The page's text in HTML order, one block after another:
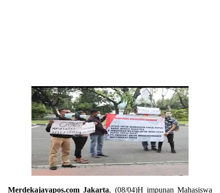
Merdekajayapos.com Jakarta, (08/04)H impunan Mahasiswa